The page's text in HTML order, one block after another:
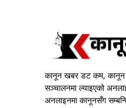
कानून खबर डट कम, कानून
सञ्चालनमा ल्याइएको
अनलाइनमा कानूनसँग